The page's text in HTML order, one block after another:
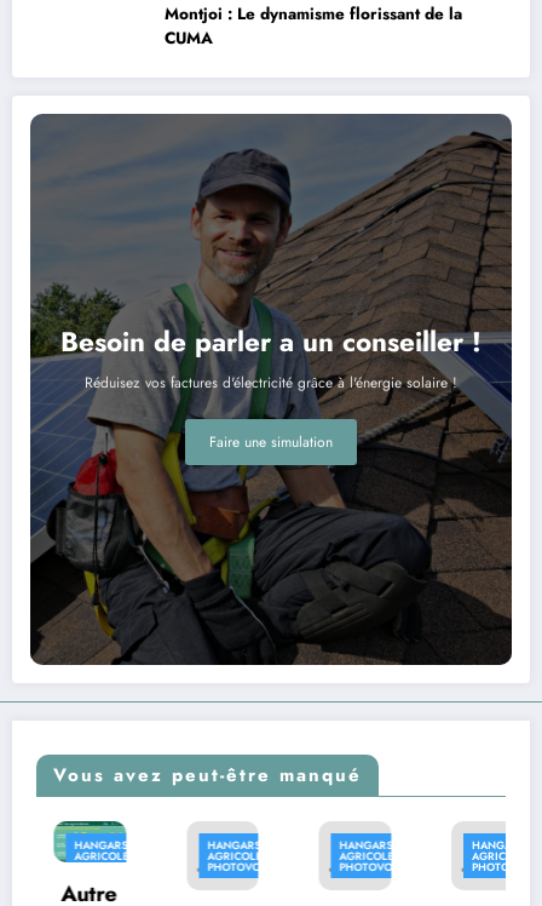
Montjoi : Le dynamisme florissant de la
CUMA
Besoin de parler a un conseiller !
Réduisez vos factures d'électricité grâce à l'énergie solaire !
Faire une simulation
Vous avez peut-être manqué
HANGARS
AGRICOLES
PHOTOVOLTAÏQUES
Autre
HANGARS
AGRICOLES
PHOTOVOLTAÏQUES
HANGARS
AGRICOLES
PHOTOVOLTAÏQUES
HANGARS
AGRICOLES